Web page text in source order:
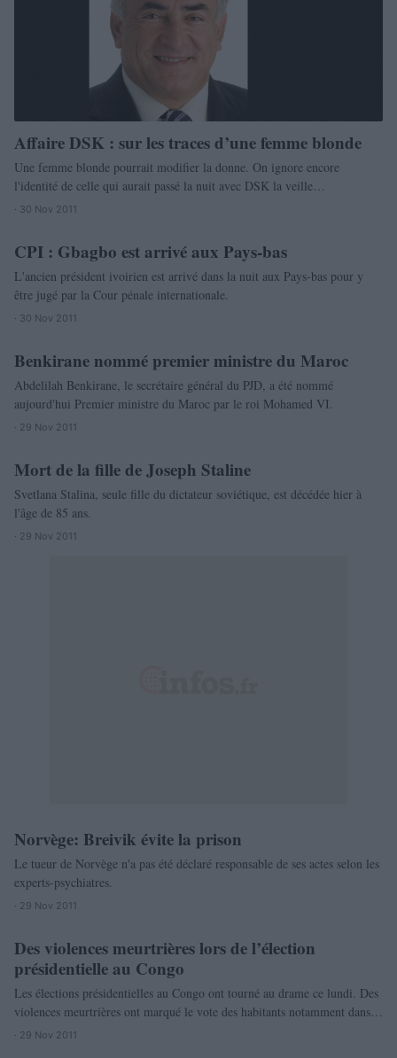
Affaire DSK : sur les traces d’une femme blonde
Une femme blonde pourrait modifier la donne. On ignore encore
l'identité de celle qui aurait passé la nuit avec DSK la veille…
· 30 Nov 2011
MONDE
CPI : Gbagbo est arrivé aux Pays-bas
L'ancien président ivoirien est arrivé dans la nuit aux Pays-bas pour y
être jugé par la Cour pénale internationale.
· 30 Nov 2011
MONDE
Benkirane nommé premier ministre du Maroc
Abdelilah Benkirane, le secrétaire général du PJD, a été nommé
aujourd'hui Premier ministre du Maroc par le roi Mohamed VI.
· 29 Nov 2011
MONDE
Mort de la fille de Joseph Staline
Svetlana Stalina, seule fille du dictateur soviétique, est décédée hier à
l'âge de 85 ans.
· 29 Nov 2011
MONDE
Norvège: Breivik évite la prison
Le tueur de Norvège n'a pas été déclaré responsable de ses actes selon les
experts-psychiatres.
· 29 Nov 2011
MONDE
Des violences meurtrières lors de l’élection
présidentielle au Congo
Les élections présidentielles au Congo ont tourné au drame ce lundi. Des
violences meurtrières ont marqué le vote des habitants notamment dans…
· 29 Nov 2011